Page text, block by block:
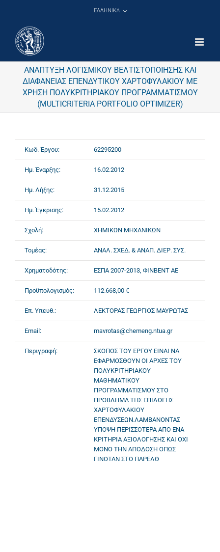
ΕΛΛΗΝΙΚΑ
ΑΝΑΠΤΥΞΗ ΛΟΓΙΣΜΙΚΟΥ ΒΕΛΤΙΣΤΟΠΟΙΗΣΗΣ ΚΑΙ
ΔΙΑΦΑΝΕΙΑΣ ΕΠΕΝΔΥΤΙΚΟΥ ΧΑΡΤΟΦΥΛΑΚΙΟΥ ΜΕ
ΧΡΗΣΗ ΠΟΛΥΚΡΙΤΗΡΙΑΚΟΥ ΠΡΟΓΡΑΜΜΑΤΙΣΜΟΥ
(MULTICRITERIA PORTFOLIO OPTIMIZER)
Κωδ. Έργου: 62295200
Ημ. Έναρξης: 16.02.2012
Ημ. Λήξης: 31.12.2015
Ημ. Έγκρισης: 15.02.2012
Σχολή: ΧΗΜΙΚΩΝ ΜΗΧΑΝΙΚΩΝ
Τομέας: ΑΝΑΛ. ΣΧΕΔ. & ΑΝΑΠ. ΔΙΕΡ. ΣΥΣ.
Χρηματοδότης: ΕΣΠΑ 2007-2013, ΦΙΝΒΕΝΤ ΑΕ
Προϋπολογισμός: 112.668,00 €
Επ. Υπευθ.: ΛΕΚΤΟΡΑΣ ΓΕΩΡΓΙΟΣ ΜΑΥΡΩΤΑΣ
Email: mavrotas@chemeng.ntua.gr
Περιγραφή:
ΣΚΟΠΟΣ ΤΟΥ ΕΡΓΟΥ ΕΙΝΑΙ ΝΑ
ΕΦΑΡΜΟΣΘΟΥΝ ΟΙ ΑΡΧΕΣ ΤΟΥ
ΠΟΛΥΚΡΙΤΗΡΙΑΚΟΥ
ΜΑΘΗΜΑΤΙΚΟΥ
ΠΡΟΓΡΑΜΜΑΤΙΣΜΟΥ ΣΤΟ
ΠΡΟΒΛΗΜΑ ΤΗΣ ΕΠΙΛΟΓΗΣ
ΧΑΡΤΟΦΥΛΑΚΙΟΥ
ΕΠΕΝΔΥΣΕΩΝ.ΛΑΜΒΑΝΟΝΤΑΣ
ΥΠΟΨΗ ΠΕΡΙΣΣΟΤΕΡΑ ΑΠΟ ΕΝΑ
ΚΡΙΤΗΡΙΑ ΑΞΙΟΛΟΓΗΣΗΣ ΚΑΙ ΟΧΙ
ΜΟΝΟ ΤΗΝ ΑΠΟΔΟΣΗ ΟΠΩΣ
ΓΙΝΟΤΑΝ ΣΤΟ ΠΑΡΕΛΘ